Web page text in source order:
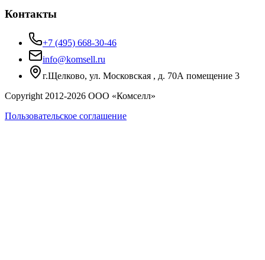
Контакты
+7 (495) 668-30-46
info@komsell.ru
г.Щелково, ул. Московская , д. 70А помещение 3
Copyright 2012-2026 ООО «Комселл»
Пользовательское соглашение